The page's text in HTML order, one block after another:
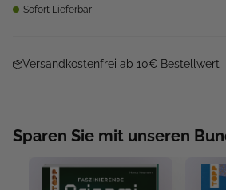
Sofort Lieferbar
Versandkostenfrei ab 10€ Bestellwert
Sparen Sie mit unseren